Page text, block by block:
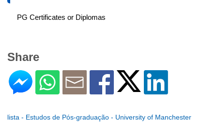
PG Certificates or Diplomas
Share
lista - Estudos de Pós-graduação - University of Manchester